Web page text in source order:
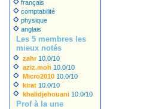
français
comptabilité
physique
anglais
Les 5 membres les
mieux notés
zahr 10.0/10
aziz.moh 10.0/10
Micro2010 10.0/10
kirat 10.0/10
khalidjehouani 10.0/10
Prof à la une